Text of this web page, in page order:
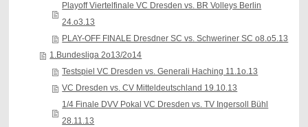
Playoff Viertelfinale VC Dresden vs. BR Volleys Berlin
24.o3.13
PLAY-OFF FINALE Dresdner SC vs. Schweriner SC o8.o5.13
1.Bundesliga 2o13/2o14
Testspiel VC Dresden vs. Generali Haching 11.1o.13
VC Dresden vs. CV Mitteldeutschland 19.10.13
1/4 Finale DVV Pokal VC Dresden vs. TV Ingersoll Bühl
28.11.13